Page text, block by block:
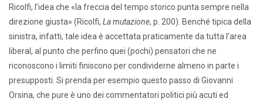
Ricolfi, l’idea che «la freccia del tempo storico punta sempre nella
direzione giusta» (Ricolfi, La mutazione, p. 200). Benché tipica della
sinistra, infatti, tale idea è accettata praticamente da tutta l’area
liberal, al punto che perfino quei (pochi) pensatori che ne
riconoscono i limiti finiscono per condividerne almeno in parte i
presupposti. Si prenda per esempio questo passo di Giovanni
Orsina, che pure è uno dei commentatori politici più acuti ed